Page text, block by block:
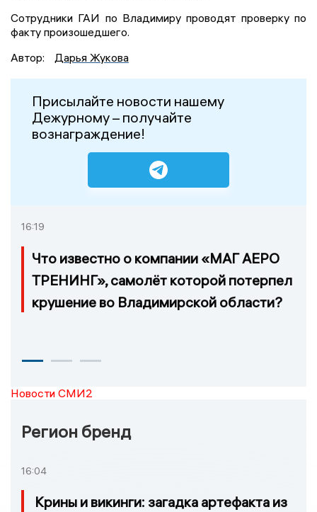
Сотрудники ГАИ по Владимиру проводят проверку по
факту произошедшего.
Автор:
Дарья Жукова
Присылайте новости нашему
Дежурному – получайте
вознаграждение!
16:19
Что известно о компании «МАГ АЕРО
ТРЕНИНГ», самолёт которой потерпел
крушение во Владимирской области?
Новости СМИ2
Регион бренд
16:04
Крины и викинги: загадка артефакта из